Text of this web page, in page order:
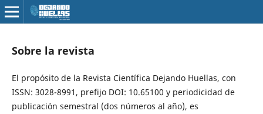
Sobre la revista
El propósito de la Revista Científica Dejando Huellas, con
ISSN: 3028-8991, prefijo DOI: 10.65100 y periodicidad de
publicación semestral (dos números al año), es